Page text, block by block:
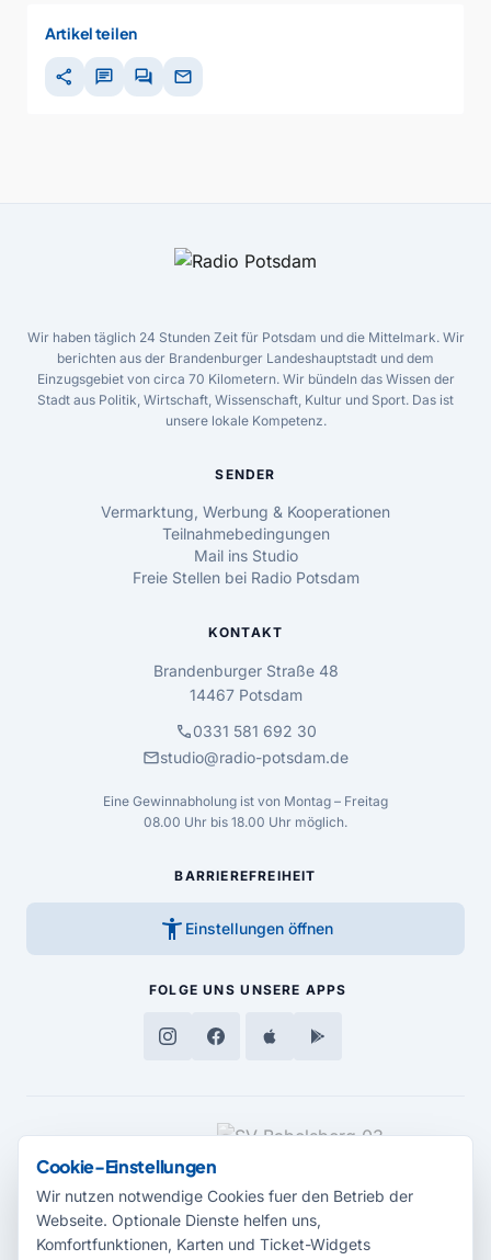
Artikel teilen
share chat forum mail
Wir haben täglich 24 Stunden Zeit für Potsdam und die Mittelmark. Wir
berichten aus der Brandenburger Landeshauptstadt und dem
Einzugsgebiet von circa 70 Kilometern. Wir bündeln das Wissen der
Stadt aus Politik, Wirtschaft, Wissenschaft, Kultur und Sport. Das ist
unsere lokale Kompetenz.
SENDER
Vermarktung, Werbung & Kooperationen
Teilnahmebedingungen
Mail ins Studio
Freie Stellen bei Radio Potsdam
KONTAKT
Brandenburger Straße 48
14467 Potsdam
call0331 581 692 30
mailstudio@radio-potsdam.de
Eine Gewinnabholung ist von Montag – Freitag
08.00 Uhr bis 18.00 Uhr möglich.
BARRIEREFREIHEIT
accessibility_new Einstellungen öffnen
FOLGE UNS UNSERE APPS
MEDIENPARTNER
Cookie-Einstellungen
Wir nutzen notwendige Cookies fuer den Betrieb der
Webseite. Optionale Dienste helfen uns,
Komfortfunktionen, Karten und Ticket-Widgets